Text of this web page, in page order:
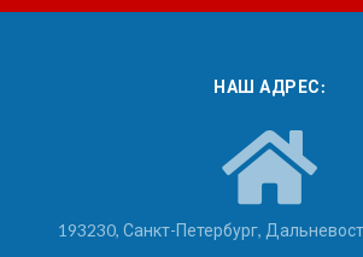
НАШ АДРЕС:
193230, Санкт-Петербург,